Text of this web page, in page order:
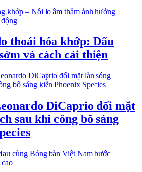
thoái hóa khớp: Dấu
và cách cải thiện
DiCaprio đối mặt
sau khi công bố sáng